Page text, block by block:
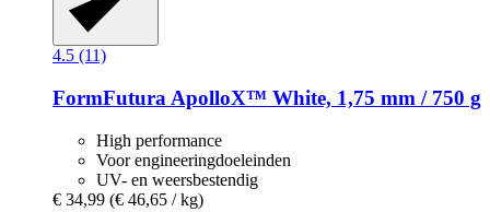
4.5 (11)
FormFutura ApolloX™ White, 1,75 mm / 750 g
High performance
Voor engineeringdoeleinden
UV- en weersbestendig
€ 34,99 (€ 46,65 / kg)